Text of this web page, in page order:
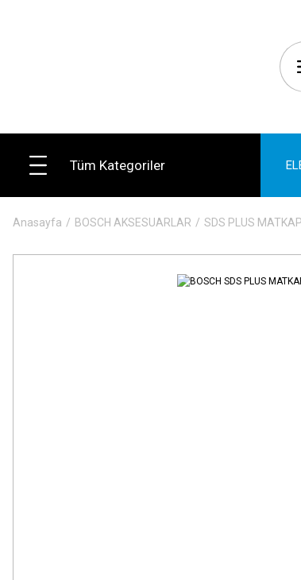
Tüm Kategoriler
Anasayfa BOSCH AKSESUARLAR SDS PLUS